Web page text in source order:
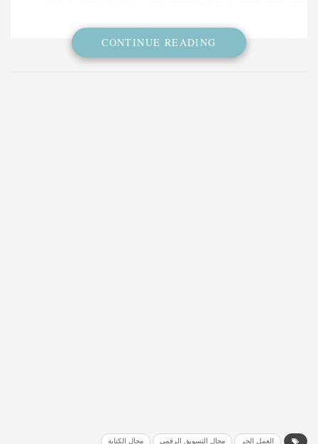
استراتيجيات وأدوات دورة التسويق الرقمي
CONTINUE READING
العمل الحر مجال التسويق الرقمي مجال الكتابة